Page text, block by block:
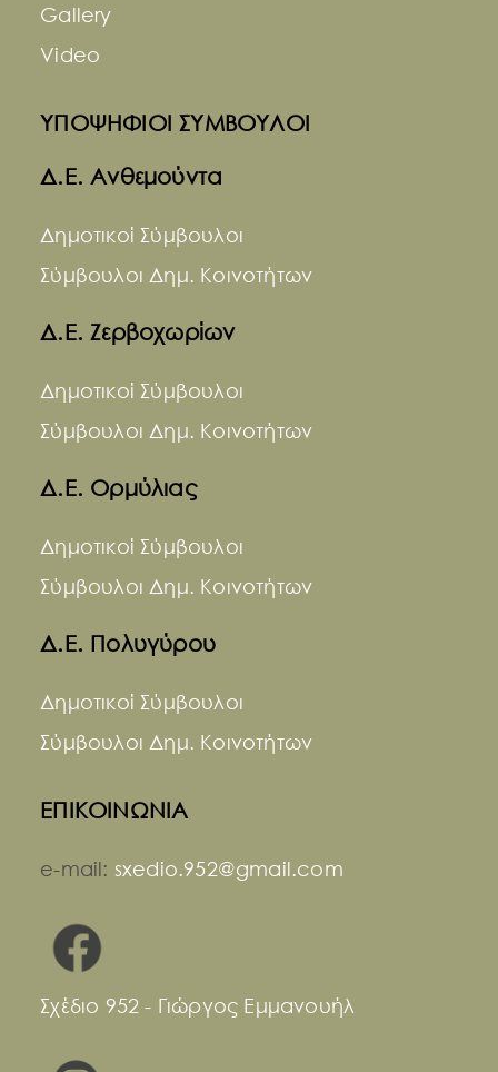
Gallery
Video
ΥΠΟΨΗΦΙΟΙ ΣΥΜΒΟΥΛΟΙ
Δ.Ε. Ανθεμούντα
Δημοτικοί Σύμβουλοι
Σύμβουλοι Δημ. Κοινοτήτων
Δ.Ε. Ζερβοχωρίων
Δημοτικοί Σύμβουλοι
Σύμβουλοι Δημ. Κοινοτήτων
Δ.Ε. Ορμύλιας
Δημοτικοί Σύμβουλοι
Σύμβουλοι Δημ. Κοινοτήτων
Δ.Ε. Πολυγύρου
Δημοτικοί Σύμβουλοι
Σύμβουλοι Δημ. Κοινοτήτων
ΕΠΙΚΟΙΝΩΝΙΑ
e-mail: sxedio.952@gmail.com
Σχέδιο 952 - Γιώργος Εμμανουήλ